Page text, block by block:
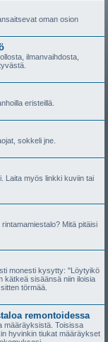
oman osion
ilmanvaihdosta,
eristeillä.
sokkeli jne.
Laita myös linkki kuviin tai
Mitä pitäisi
monesti kysytty: "Löytyikö
kätkeä sisäänsä niin iloisia
törmää.
remontoidessa
määräyksistä. Toisissa
hyvinkin tiukat määräykset